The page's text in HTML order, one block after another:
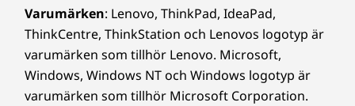
Varumärken: Lenovo, ThinkPad, IdeaPad,
ThinkCentre, ThinkStation och Lenovos logotyp är
varumärken som tillhör Lenovo. Microsoft,
Windows, Windows NT och Windows logotyp är
varumärken som tillhör Microsoft Corporation.